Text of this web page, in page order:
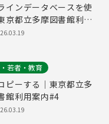
インデータベースを使
京都立多摩図書館利用
若者・教育
ピーする｜東京都立多
館利用案内#4